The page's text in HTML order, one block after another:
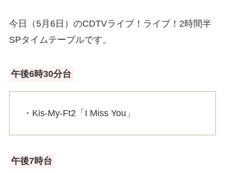
今日（5月6日）のCDTVライブ！ライブ！2時間半
SPタイムテーブルです。
午後6時30分台
・Kis-My-Ft2「I Miss You」
午後7時台